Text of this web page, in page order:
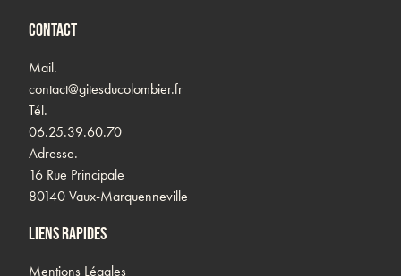
Contact
Mail.
contact@gitesducolombier.fr
Tél.
06.25.39.60.70‬
Adresse.
16 Rue Principale
80140 Vaux-Marquenneville
Liens rapides
Mentions Légales